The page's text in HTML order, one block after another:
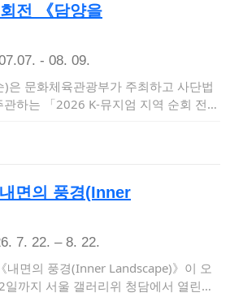
전 《담양을
- 08. 09.
은 문화체육관광부가 주최하고 사단법
하는 「2026 K-뮤지엄 지역 순회 전시
면의 풍경(Inner
7. 22. – 8. 22.
내면의 풍경(Inner Landscape)》이 오
까지 서울 갤러리위 청담에서 열린다.